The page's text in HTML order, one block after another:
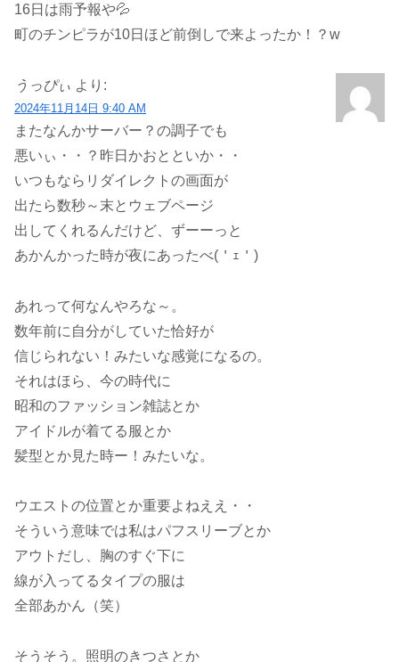
16日は雨予報や💦
町のチンピラが10日ほど前倒しで来よったか！？w
うっぴぃ より:
2024年11月14日 9:40 AM
またなんかサーバー？の調子でも
悪いぃ・・？昨日かおとといか・・
いつもならリダイレクトの画面が
出たら数秒～末とウェブページ
出してくれるんだけど、ずーーっと
あかんかった時が夜にあったべ(＇ｪ＇)
あれって何なんやろな～。
数年前に自分がしていた恰好が
信じられない！みたいな感覚になるの。
それはほら、今の時代に
昭和のファッション雑誌とか
アイドルが着てる服とか
髪型とか見た時ー！みたいな。
ウエストの位置とか重要よねええ・・
そういう意味では私はパフスリーブとか
アウトだし、胸のすぐ下に
線が入ってるタイプの服は
全部あかん（笑）
そうそう。照明のきつさとか